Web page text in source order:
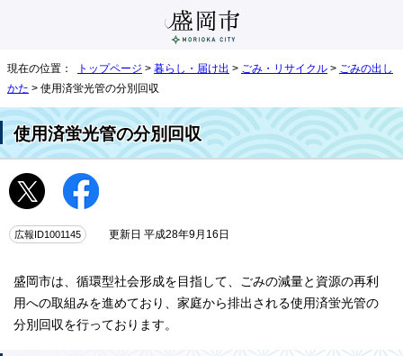
現在の位置： トップページ > 暮らし・届け出 > ごみ・リサイクル > ごみの出し
かた > 使用済蛍光管の分別回収
使用済蛍光管の分別回収
広報ID1001145 更新日 平成28年9月16日
盛岡市は、循環型社会形成を目指して、ごみの減量と資源の再利
用への取組みを進めており、家庭から排出される使用済蛍光管の
分別回収を行っております。